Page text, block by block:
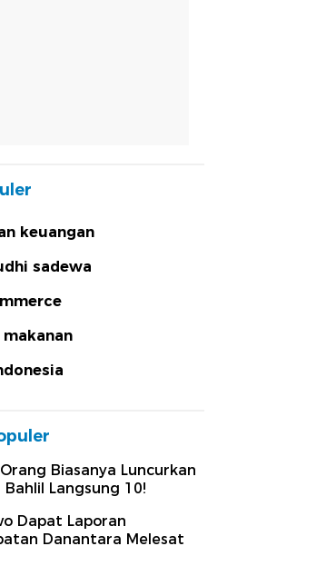
keuangan
sadewa
Biasanya Luncurkan
Bahlil Langsung 10!
Dapat Laporan
Danantara Melesat